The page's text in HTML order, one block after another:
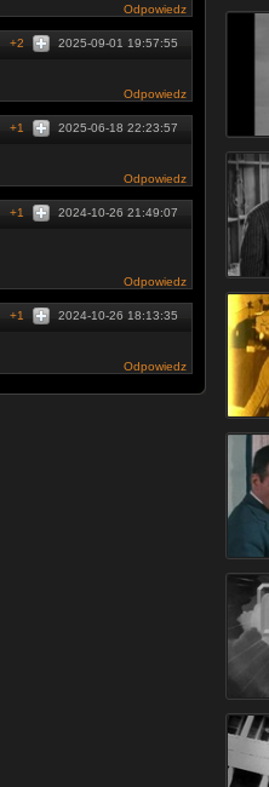
Odpowiedz
2025-09-01 19:57:55
+2
Odpowiedz
2025-06-18 22:23:57
+1
Odpowiedz
2024-10-26 21:49:07
+1
Odpowiedz
2024-10-26 18:13:35
+1
Odpowiedz